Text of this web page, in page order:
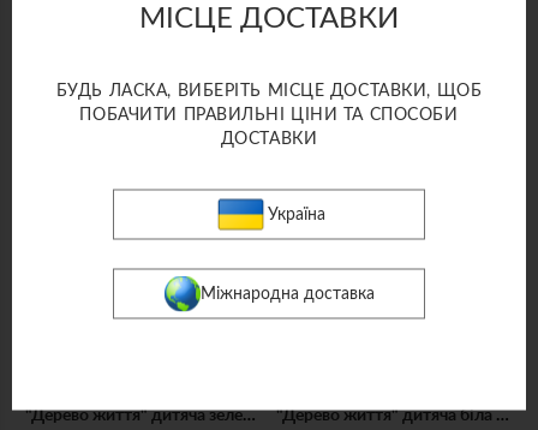
ДОДАТИ ДО КОШИКА ДОДАТИ ДО КОШИКА
"Дерево життя" дитяча зелена сукня з бежевою вишивкою
"Дерево життя" дитяча біла сукня
МІСЦЕ ДОСТАВКИ
БУДЬ ЛАСКА, ВИБЕРІТЬ МІСЦЕ ДОСТАВКИ, ЩОБ
ПОБАЧИТИ ПРАВИЛЬНІ ЦІНИ ТА СПОСОБИ
ДОСТАВКИ
Україна
Міжнародна доставка